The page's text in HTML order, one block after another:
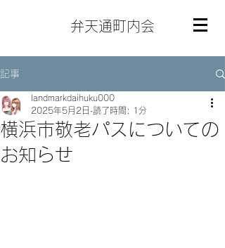
弁天通町内会
記事
横浜市敬老パスについての
お知らせ
landmarkdaihuku000
2025年5月2日 読了時間: 1分